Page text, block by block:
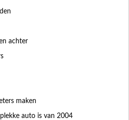
achter
maken
auto is van 2004